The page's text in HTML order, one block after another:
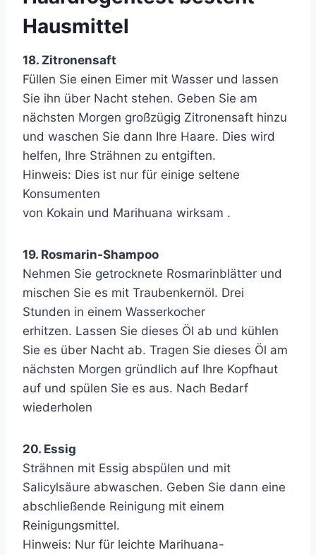
Hausmittel
18. Zitronensaft
Füllen Sie einen Eimer mit Wasser und lassen
Sie ihn über Nacht stehen. Geben Sie am
nächsten Morgen großzügig Zitronensaft hinzu
und waschen Sie dann Ihre Haare. Dies wird
helfen, Ihre Strähnen zu entgiften.
Hinweis: Dies ist nur für einige seltene
Konsumenten
von Kokain und Marihuana wirksam .
19. Rosmarin-Shampoo
Nehmen Sie getrocknete Rosmarinblätter und
mischen Sie es mit Traubenkernöl. Drei
Stunden in einem Wasserkocher
erhitzen. Lassen Sie dieses Öl ab und kühlen
Sie es über Nacht ab. Tragen Sie dieses Öl am
nächsten Morgen gründlich auf Ihre Kopfhaut
auf und spülen Sie es aus. Nach Bedarf
wiederholen
20. Essig
Strähnen mit Essig abspülen und mit
Salicylsäure abwaschen. Geben Sie dann eine
abschließende Reinigung mit einem
Reinigungsmittel.
Hinweis: Nur für leichte Marihuana-